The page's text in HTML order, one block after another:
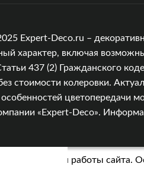
Expert-Deco.ru –
характер, включая
437 (2) Гражданского
стоимости колеровки.
особенностей
«Expert-Deco».
улучшения работы сайта.